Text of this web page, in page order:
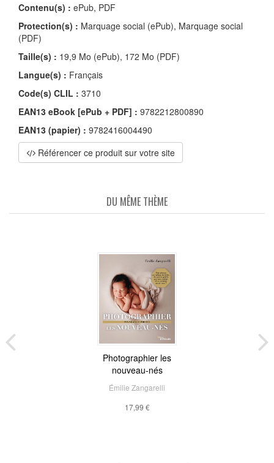
Contenu(s) : ePub, PDF
Protection(s) : Marquage social (ePub), Marquage social
(PDF)
Taille(s) : 19,9 Mo (ePub), 172 Mo (PDF)
Langue(s) : Français
Code(s) CLIL : 3710
EAN13 eBook [ePub + PDF] : 9782212800890
EAN13 (papier) : 9782416004490
Référencer ce produit sur votre site
DU MÊME THÈME
Photographier les
nouveau-nés
Émilie Zangarelli
17,99 €